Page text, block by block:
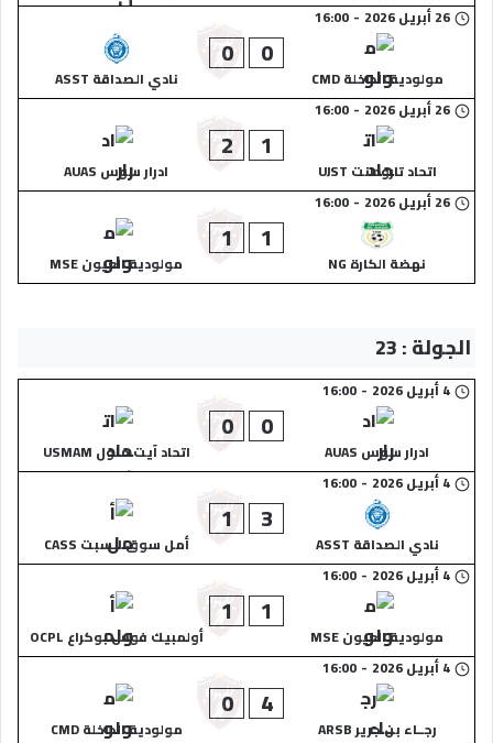
26 أبريل 2026
-
16:00
مولودية الداخلة CMD
0
0
نادي الصداقة ASST
26 أبريل 2026
-
16:00
اتحاد تارودانت UJST
1
2
ادرار سوس AUAS
26 أبريل 2026
-
16:00
نهضة الكارة NG
1
1
مولودية العيون MSE
الجولة : 23
4 أبريل 2026 -
16:00
ادرار سوس AUAS
0
0
اتحاد آيت ملول USMAM
4 أبريل 2026
-
16:00
نادي الصداقة ASST
3
1
أمل سوق السبت CASS
4 أبريل 2026
-
16:00
مولودية العيون MSE
1
1
أولمبيك فوس بوكراع OCPL
4 أبريل 2026
-
16:00
رجــاء بن جرير ARSB
4
0
مولودية الداخلة CMD